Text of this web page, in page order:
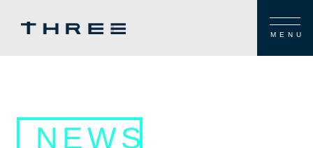
MENU
NEWS